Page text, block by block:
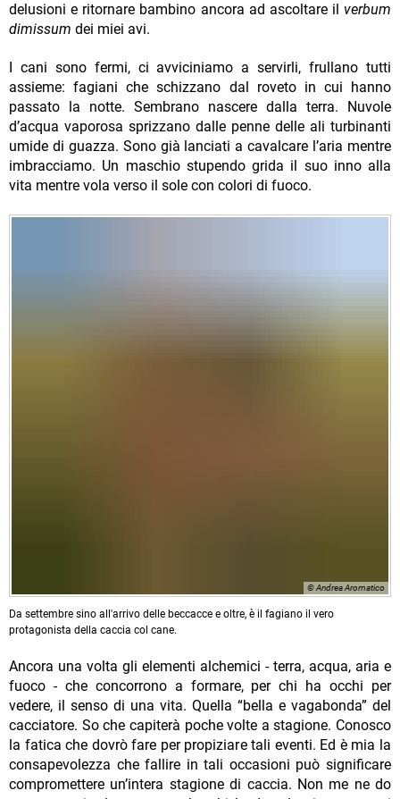
delusioni e ritornare bambino ancora ad ascoltare il verbum
dimissum dei miei avi.
I cani sono fermi, ci avviciniamo a servirli, frullano tutti
assieme: fagiani che schizzano dal roveto in cui hanno
passato la notte. Sembrano nascere dalla terra. Nuvole
d’acqua vaporosa sprizzano dalle penne delle ali turbinanti
umide di guazza. Sono già lanciati a cavalcare l’aria mentre
imbracciamo. Un maschio stupendo grida il suo inno alla
vita mentre vola verso il sole con colori di fuoco.
© Andrea Aromatico
Da settembre sino all'arrivo delle beccacce e oltre, è il fagiano il vero
protagonista della caccia col cane.
Ancora una volta gli elementi alchemici - terra, acqua, aria e
fuoco - che concorrono a formare, per chi ha occhi per
vedere, il senso di una vita. Quella “bella e vagabonda” del
cacciatore. So che capiterà poche volte a stagione. Conosco
la fatica che dovrò fare per propiziare tali eventi. Ed è mia la
consapevolezza che fallire in tali occasioni può significare
compromettere un’intera stagione di caccia. Non me ne do